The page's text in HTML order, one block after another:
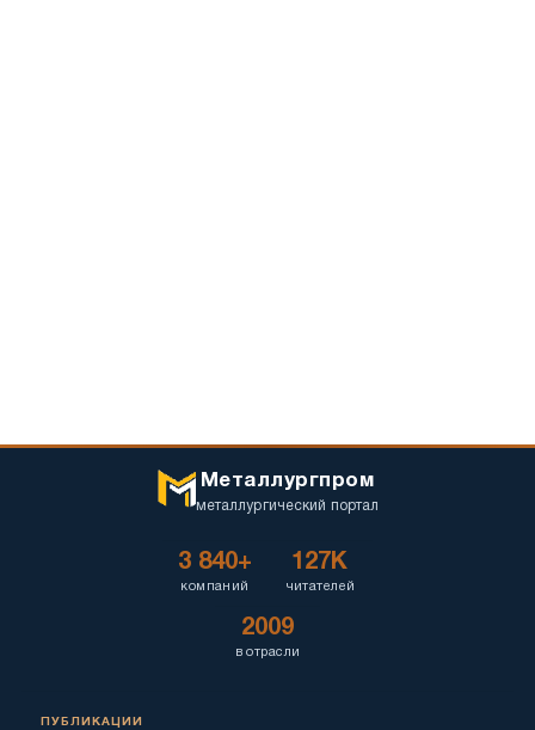
Металлургпром
металлургический портал
3 840+
компаний
127K
читателей
2009
в отрасли
ПУБЛИКАЦИИ